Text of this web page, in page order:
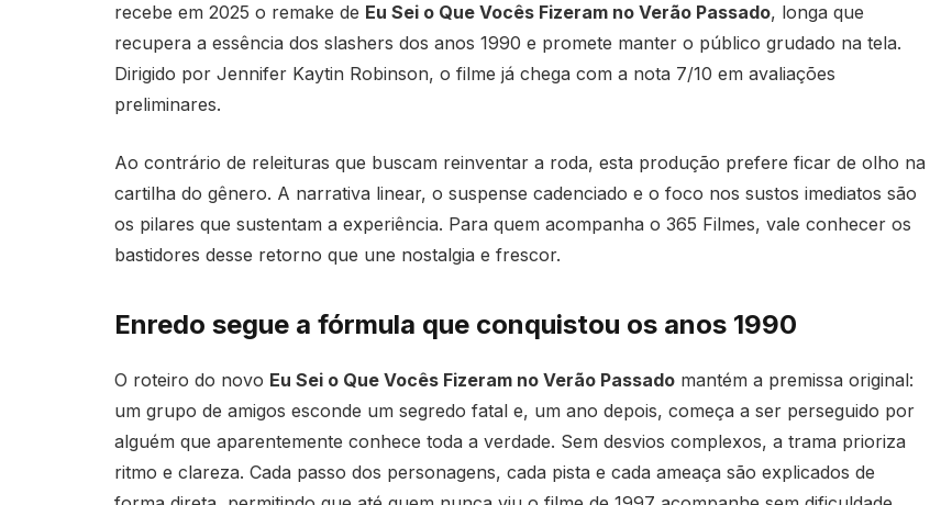
recebe em 2025 o remake de Eu Sei o Que Vocês Fizeram no Verão Passado, longa que
recupera a essência dos slashers dos anos 1990 e promete manter o público grudado na tela.
Dirigido por Jennifer Kaytin Robinson, o filme já chega com a nota 7/10 em avaliações
preliminares.
Ao contrário de releituras que buscam reinventar a roda, esta produção prefere ficar de olho na
cartilha do gênero. A narrativa linear, o suspense cadenciado e o foco nos sustos imediatos são
os pilares que sustentam a experiência. Para quem acompanha o 365 Filmes, vale conhecer os
bastidores desse retorno que une nostalgia e frescor.
Enredo segue a fórmula que conquistou os anos 1990
O roteiro do novo Eu Sei o Que Vocês Fizeram no Verão Passadomantém a premissa original:
um grupo de amigos esconde um segredo fatal e, um ano depois, começa a ser perseguido por
alguém que aparentemente conhece toda a verdade. Sem desvios complexos, a trama prioriza
ritmo e clareza. Cada passo dos personagens, cada pista e cada ameaça são explicados de